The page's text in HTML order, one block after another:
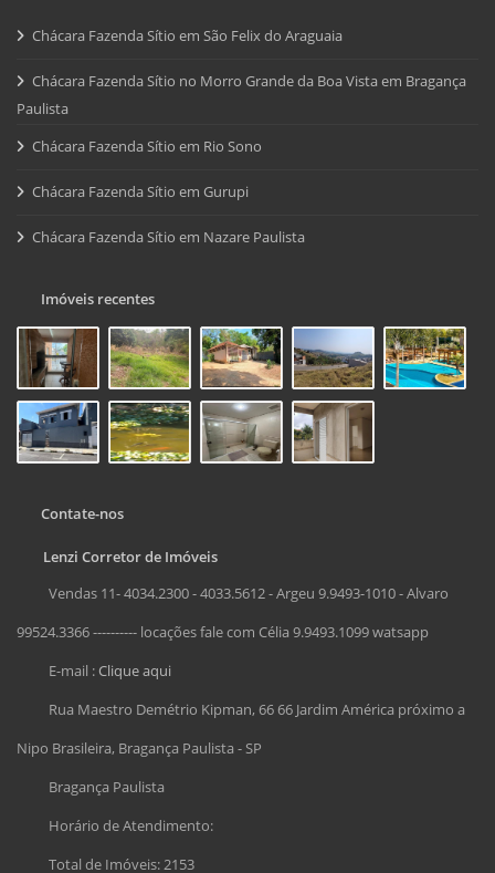
Chácara Fazenda Sítio em São Felix do Araguaia
Chácara Fazenda Sítio no Morro Grande da Boa Vista em Bragança
Paulista
Chácara Fazenda Sítio em Rio Sono
Chácara Fazenda Sítio em Gurupi
Chácara Fazenda Sítio em Nazare Paulista
Imóveis recentes
Contate-nos
Lenzi Corretor de Imóveis
Vendas 11- 4034.2300 - 4033.5612 - Argeu 9.9493-1010 - Alvaro
99524.3366 ---------- locações fale com Célia 9.9493.1099 watsapp
E-mail :Clique aqui
Rua Maestro Demétrio Kipman, 66 66 Jardim América próximo a
Nipo Brasileira, Bragança Paulista - SP
Bragança Paulista
Horário de Atendimento:
Total de Imóveis: 2153